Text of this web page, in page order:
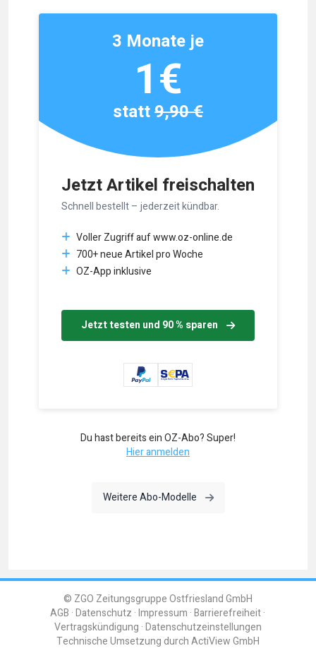
Jetzt Artikel freischalten
Schnell bestellt – jederzeit kündbar.
Voller Zugriff auf www.oz-online.de
700+ neue Artikel pro Woche
OZ-App inklusive
Jetzt testen und 90 % sparen
3 Monate je
1€
statt9,90 €
Du hast bereits ein OZ-Abo? Super!
Hier anmelden
Weitere Abo-Modelle
© ZGO Zeitungsgruppe Ostfriesland GmbH
AGB Datenschutz Impressum Barrierefreiheit
Vertragskündigung Datenschutzeinstellungen
Technische Umsetzung durchActiView GmbH